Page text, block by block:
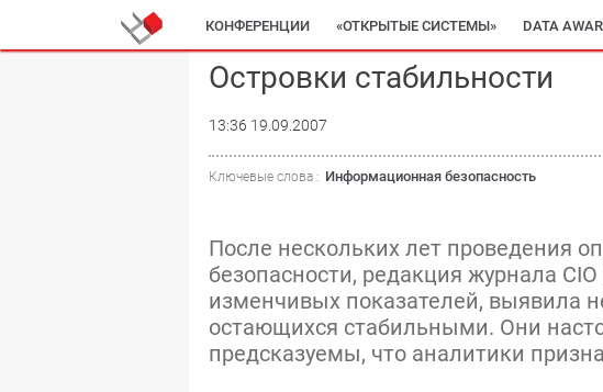
КОНФЕРЕНЦИИ «ОТКРЫТЫЕ СИСТЕМЫ» DATA
Островки стабильности
13:36 19.09.2007
Ключевые слова : Информационная безопасность
После нескольких лет проведения
безопасности, редакция журнала
изменчивых показателей, выявила
остающихся стабильными. Они
предсказуемы, что аналитики